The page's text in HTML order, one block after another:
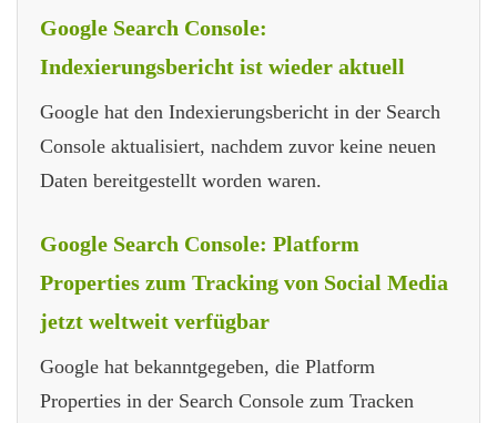
Google Search Console:
Indexierungsbericht ist wieder aktuell
Google hat den Indexierungsbericht in der Search
Console aktualisiert, nachdem zuvor keine neuen
Daten bereitgestellt worden waren.
Google Search Console: Platform
Properties zum Tracking von Social Media
jetzt weltweit verfügbar
Google hat bekanntgegeben, die Platform
Properties in der Search Console zum Tracken